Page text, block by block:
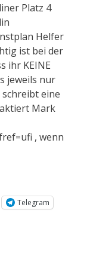
Platz 4
Helfer
ist bei der
ihr KEINE
jeweils nur
eine
Mark
, wenn
Telegram